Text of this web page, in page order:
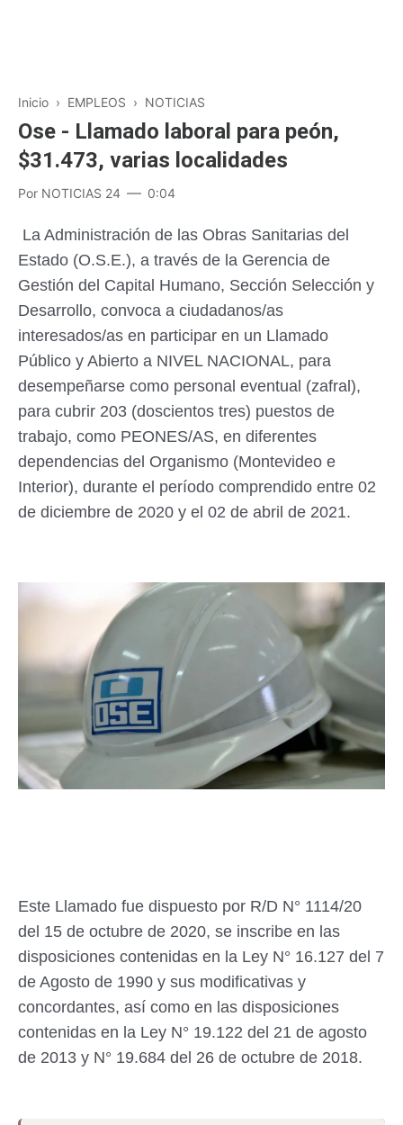
Inicio › EMPLEOS › NOTICIAS
Ose - Llamado laboral para peón,
$31.473, varias localidades
Por NOTICIAS 24 0:04
La Administración de las Obras Sanitarias del
Estado (O.S.E.), a través de la Gerencia de
Gestión del Capital Humano, Sección Selección y
Desarrollo, convoca a ciudadanos/as
interesados/as en participar en un Llamado
Público y Abierto a NIVEL NACIONAL, para
desempeñarse como personal eventual (zafral),
para cubrir 203 (doscientos tres) puestos de
trabajo, como PEONES/AS, en diferentes
dependencias del Organismo (Montevideo e
Interior), durante el período comprendido entre 02
de diciembre de 2020 y el 02 de abril de 2021.
Este Llamado fue dispuesto por R/D N° 1114/20
del 15 de octubre de 2020, se inscribe en las
disposiciones contenidas en la Ley N° 16.127 del 7
de Agosto de 1990 y sus modificativas y
concordantes, así como en las disposiciones
contenidas en la Ley N° 19.122 del 21 de agosto
de 2013 y N° 19.684 del 26 de octubre de 2018.